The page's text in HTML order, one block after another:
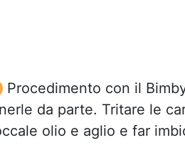
Procedimento con il
da parte. Tritare le
olio e aglio e far